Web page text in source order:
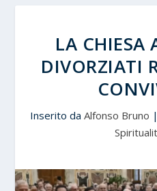
LA CHIESA
DIVORZIATI
Inserito da Alfonso Bruno |